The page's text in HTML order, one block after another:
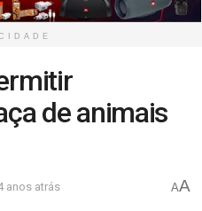
de animais
anos atrás AA